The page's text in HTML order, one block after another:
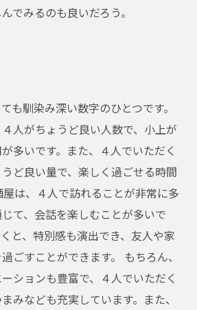
でみるのも良いだろう。
も馴染み深い数字のひとつです。
人がちょうど良い人数で、小上が
多いです。また、４人でいただく
ど良い量で、楽しく過ごせる時間
は、４人で訪れることが非常に多
て、会話を楽しむことが多いで
と、特別感も演出でき、友人や家
ごすことができます。 もちろん、
ションも豊富で、４人でいただく
みなども充実しています。また、